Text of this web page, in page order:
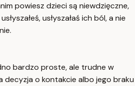
powiesz dzieci są niewdzięczne,
usłyszałaś ich ból, a nie
bardzo proste, ale trudne w
decyzja o kontakcie albo jego braku